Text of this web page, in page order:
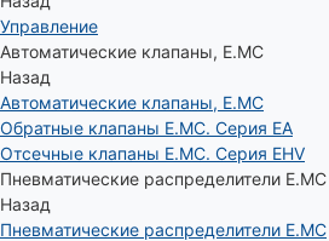
Управление
Автоматические клапаны, Е.МС
Назад
Автоматические клапаны, Е.МС
Обратные клапаны E.MC. Серия EA
Отсечные клапаны E.MC. Серия EHV
Пневматические распределители E.MC
Назад
Пневматические распределители E.MC